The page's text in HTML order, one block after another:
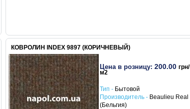
КОВРОЛИН INDEX 9897 (КОРИЧНЕВЫЙ)
Цена в розницу: 200.00 грн/
м2
Тип - Бытовой
Производитель - Beaulieu Real
(Бельгия)